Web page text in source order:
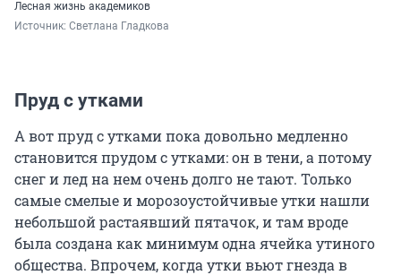
Лесная жизнь академиков
Источник: Светлана Гладкова
Пруд с утками
А вот пруд с утками пока довольно медленно
становится прудом с утками: он в тени, а потому
снег и лед на нем очень долго не тают. Только
самые смелые и морозоустойчивые утки нашли
небольшой растаявший пятачок, и там вроде
была создана как минимум одна ячейка утиного
общества. Впрочем, когда утки вьют гнезда в